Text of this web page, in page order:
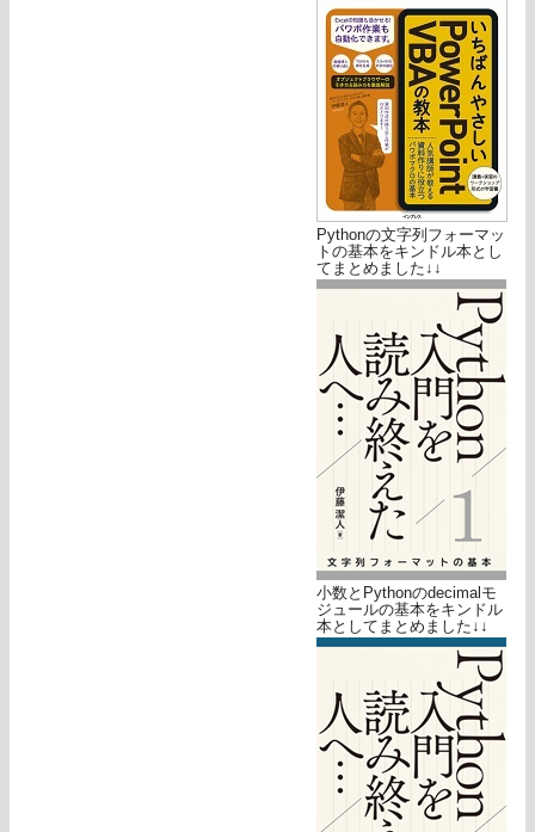
Pythonの文字列フォーマッ
トの基本をキンドル本とし
てまとめました↓↓
小数とPythonのdecimalモ
ジュールの基本をキンドル
本としてまとめました↓↓